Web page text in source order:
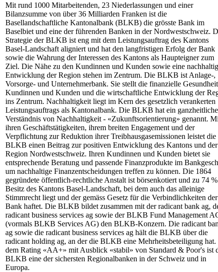
Mit rund 1000 Mitarbeitenden, 23 Niederlassungen und einer
Bilanzsumme von über 36 Milliarden Franken ist die
Basellandschaftliche Kantonalbank (BLKB) die grösste Bank im
Baselbiet und eine der führenden Banken in der Nordwestschweiz.
Strategie der BLKB ist eng mit dem Leistungsauftrag des Kantons
Basel-Landschaft aligniert und hat den langfristigen Erfolg der Bank
sowie die Wahrung der Interessen des Kantons als Haupteigner zum
Ziel. Die Nähe zu den Kundinnen und Kunden sowie eine
Entwicklung der Region stehen im Zentrum. Die BLKB ist Anlage-,
Vorsorge- und Unternehmerbank. Sie stellt die finanzielle
Kundinnen und Kunden und die wirtschaftliche Entwicklung der
ins Zentrum. Nachhaltigkeit liegt im Kern des gesetzlich verankerten
Leistungsauftrags als Kantonalbank. Die BLKB hat ein
Verständnis von Nachhaltigkeit - «Zukunftsorientierung» genannt.
ihren Geschäftstätigkeiten, ihrem breiten Engagement und der
Verpflichtung zur Reduktion ihrer Treibhausgasemissionen leistet die
BLKB einen Beitrag zur positiven Entwicklung des Kantons und der
Region Nordwestschweiz. Ihren Kundinnen und Kunden bietet sie
entsprechende Beratung und passende Finanzprodukte im
um nachhaltige Finanzentscheidungen treffen zu können. Die 1864
gegründete öffentlich-rechtliche Anstalt ist börsenkotiert und zu 74
Besitz des Kantons Basel-Landschaft, bei dem auch das alleinige
Stimmrecht liegt und der gemäss Gesetz für die Verbindlichkeiten der
Bank haftet. Die BLKB bildet zusammen mit der radicant bank ag,
radicant business services ag sowie der BLKB Fund Management
(vormals BLKB Services AG) den BLKB-Konzern. Die radicant
ag sowie die radicant business services ag hält die BLKB über die
radicant holding ag, an der die BLKB eine Mehrheitsbeteiligung
dem Rating «AA+» mit Ausblick «stabil» von Standard & Poor's ist
BLKB eine der sichersten Regionalbanken in der Schweiz und in
Europa.